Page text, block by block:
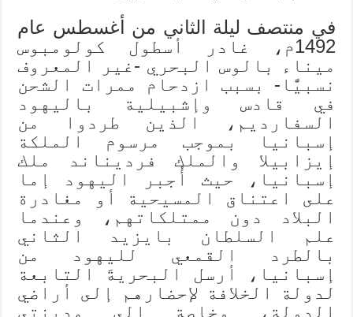
في منتصف ليلة الثاني من أغسطس عام
1492م، غادر أسطول كولومبوس
ميناء بالوس البحري -غير المعروف
نسبيًّا- بسبب ازدحام ممرات الشحن
في قادس وإشبيلية باليهود
السفارديم، الذين طردوا من
إسبانيا بموجب مرسوم الملكة
إيزابيلا والملك فرديناند ملك
إسبانيا، حيث أُجبر اليهود إما
على اعتناق المسيحية أو مغادرة
البلاد دون ممتلكاتهم، وعندما
علم السلطان بايزيد الثاني
بالطرد القمعي لليهود من
إسبانيا، أرسل البحريةَ التابعة
لدولة الخلافة لإحضارهم إلى أراضي
الدولة، وخاصة إلى مدينتي